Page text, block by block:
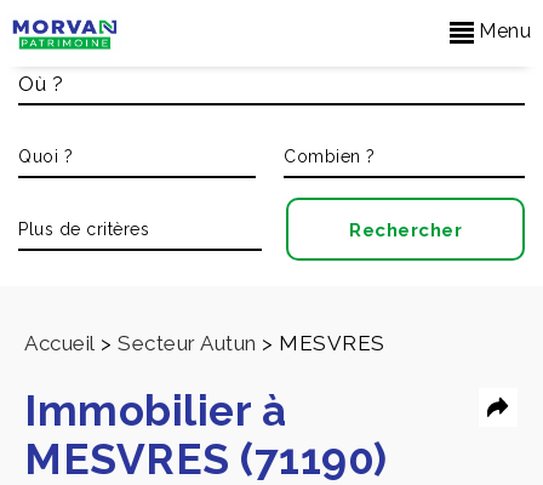
Menu
Accueil > Secteur Autun > MESVRES
Immobilier à
MESVRES (71190)